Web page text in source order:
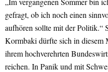
gefragt, ob ich noch einen
aufhören sollte mit der Politik.“
Kormbaki dürfte sich in diesem
ihrem hochverehrten
reichen. In Panik und mit